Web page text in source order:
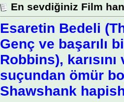
En sevdiğiniz Film
Esaretin Bedeli
Genç ve başarılı
Robbins),
suçundan ömür
Shawshank